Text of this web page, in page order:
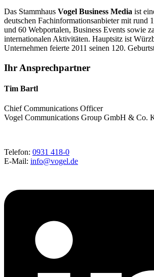
Das Stammhaus Vogel Business Media ist
deutschen Fachinformationsanbieter mit rund
und 60 Webportalen, Business Events sowie
internationalen Aktivitäten. Hauptsitz ist
Unternehmen feierte 2011 seinen 120.
Ihr Ansprechpartner
Tim Bartl
Chief Communications Officer
Vogel Communications Group GmbH & Co.
Telefon: 0931 418-0
E-Mail: info@vogel.de